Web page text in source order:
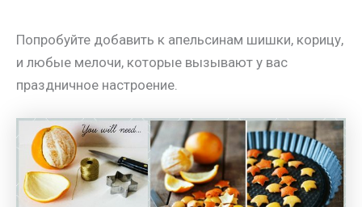
Попробуйте добавить к апельсинам шишки, корицу,
и любые мелочи, которые вызывают у вас
праздничное настроение.